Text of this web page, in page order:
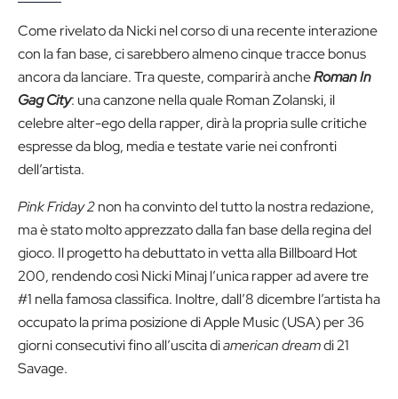
Come rivelato da Nicki nel corso di una recente interazione
con la fan base, ci sarebbero almeno cinque tracce bonus
ancora da lanciare. Tra queste, comparirà ancheRoman In
Gag City: una canzone nella quale Roman Zolanski, il
celebre alter-ego della rapper, dirà la propria sulle critiche
espresse da blog, media e testate varie nei confronti
dell’artista.
Pink Friday 2non ha convinto del tutto la nostra redazione,
ma è stato molto apprezzato dalla fan base della regina del
gioco. Il progetto ha debuttato in vetta alla Billboard Hot
200, rendendo così Nicki Minaj l’unica rapper ad avere tre
#1 nella famosa classifica. Inoltre, dall’8 dicembre l’artista ha
occupato la prima posizione di Apple Music (USA) per 36
giorni consecutivi fino all’uscita diamerican dreamdi 21
Savage.